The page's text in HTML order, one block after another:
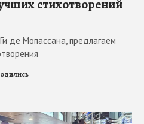
стихотворений
де Мопассана, предлагаем